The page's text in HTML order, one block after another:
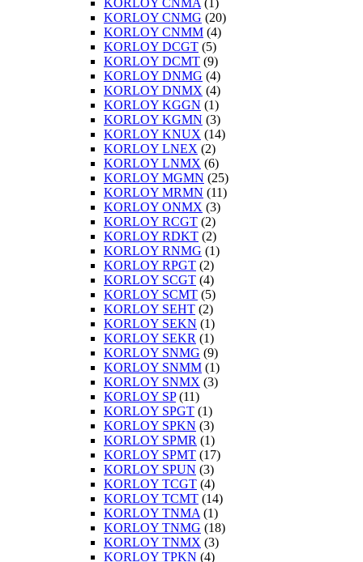
KORLOY CNMA (1)
KORLOY CNMG (20)
KORLOY CNMM (4)
KORLOY DCGT (5)
KORLOY DCMT (9)
KORLOY DNMG (4)
KORLOY DNMX (4)
KORLOY KGGN (1)
KORLOY KGMN (3)
KORLOY KNUX (14)
KORLOY LNEX (2)
KORLOY LNMX (6)
KORLOY MGMN (25)
KORLOY MRMN (11)
KORLOY ONMX (3)
KORLOY RCGT (2)
KORLOY RDKT (2)
KORLOY RNMG (1)
KORLOY RPGT (2)
KORLOY SCGT (4)
KORLOY SCMT (5)
KORLOY SEHT (2)
KORLOY SEKN (1)
KORLOY SEKR (1)
KORLOY SNMG (9)
KORLOY SNMM (1)
KORLOY SNMX (3)
KORLOY SP(11)
KORLOY SPGT (1)
KORLOY SPKN (3)
KORLOY SPMR (1)
KORLOY SPMT (17)
KORLOY SPUN (3)
KORLOY TCGT (4)
KORLOY TCMT (14)
KORLOY TNMA (1)
KORLOY TNMG (18)
KORLOY TNMX (3)
KORLOY TPKN (4)